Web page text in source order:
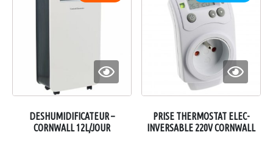
DESHUMIDIFICATEUR –
CORNWALL 12L/JOUR
PRISE THERMOSTAT ELEC-
INVERSABLE 220V CORNWALL